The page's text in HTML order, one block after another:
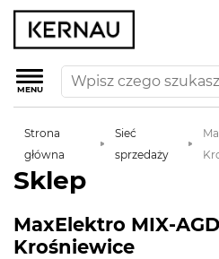
MENU
Strona
główna
Sieć
sprzedaży
Sklep
MaxElektro MIX-
Krośniewice